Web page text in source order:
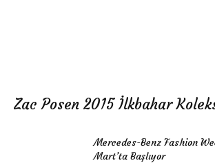
Zac Posen 2015 İlkbahar
Mercedes-Benz Fashion
Mart’ta Başlıyor